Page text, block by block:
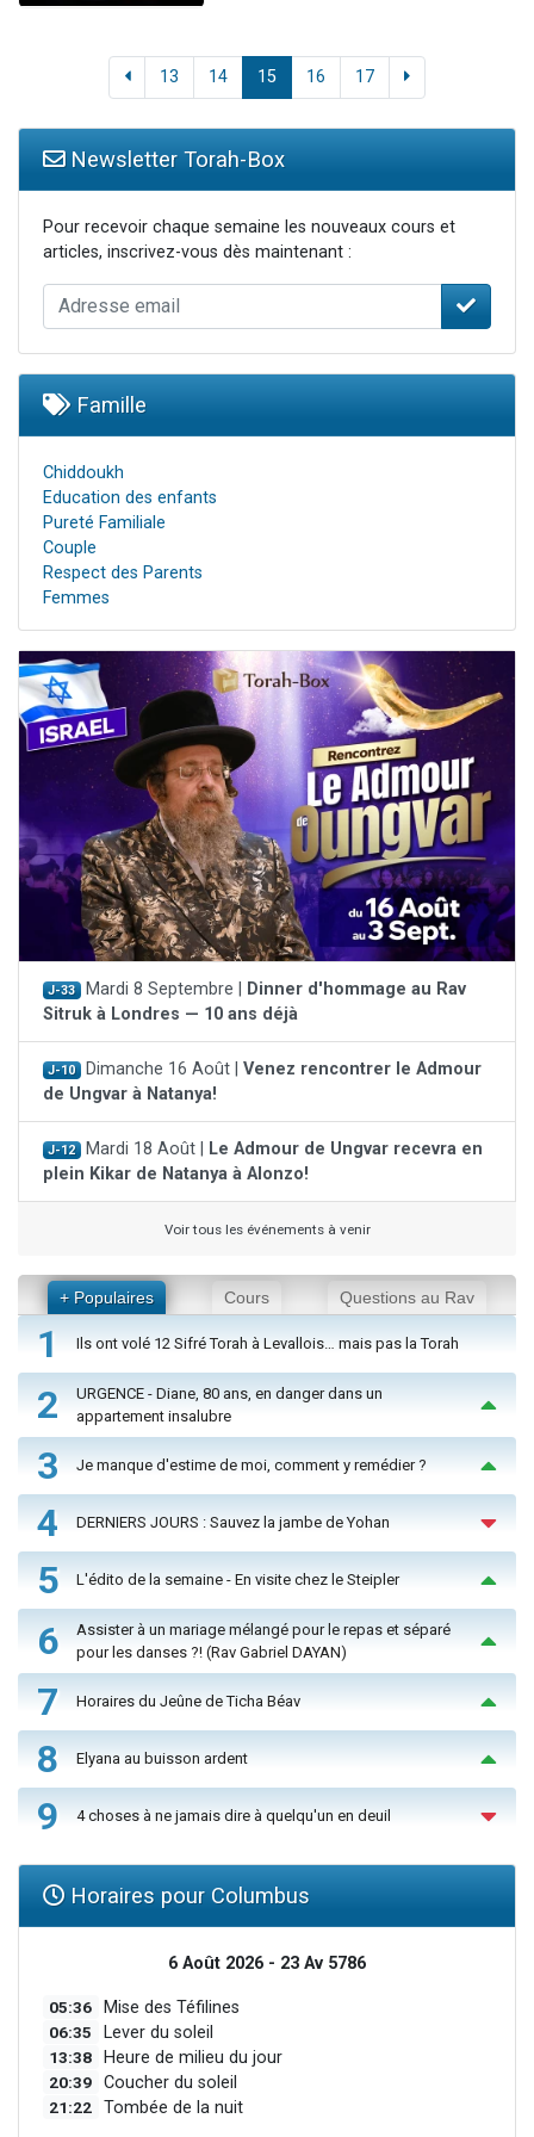
13 14 15 16 17
Newsletter Torah-Box
Pour recevoir chaque semaine les nouveaux cours et
articles, inscrivez-vous dès maintenant :
Famille
Chiddoukh
Education des enfants
Pureté Familiale
Couple
Respect des Parents
Femmes
J-33 Mardi 8 Septembre |
Dinner d'hommage au Rav
Sitruk à Londres — 10 ans déjà
J-10 Dimanche 16 Août | Venez rencontrer le Admour
de Ungvar à Natanya!
J-12 Mardi 18 Août |
Le Admour de Ungvar recevra en
plein Kikar de Natanya à Alonzo!
Voir tous les événements à venir
+ Populaires Cours Questions au Rav
1 Ils ont volé 12 Sifré Torah à Levallois… mais pas la Torah
2
URGENCE - Diane, 80 ans, en danger dans un
appartement insalubre
3 Je manque d'estime de moi, comment y remédier ?
4 DERNIERS JOURS : Sauvez la jambe de Yohan
5 L'édito de la semaine - En visite chez le Steipler
6
Assister à un mariage mélangé pour le repas et séparé
pour les danses ?! (Rav Gabriel DAYAN)
7 Horaires du Jeûne de Ticha Béav
8 Elyana au buisson ardent
9 4 choses à ne jamais dire à quelqu'un en deuil
Horaires pour Columbus
6 Août 2026 - 23 Av 5786
05:36 Mise des Téfilines
06:35 Lever du soleil
13:38 Heure de milieu du jour
20:39 Coucher du soleil
21:22 Tombée de la nuit